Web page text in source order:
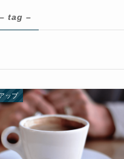
– tag –
ップ